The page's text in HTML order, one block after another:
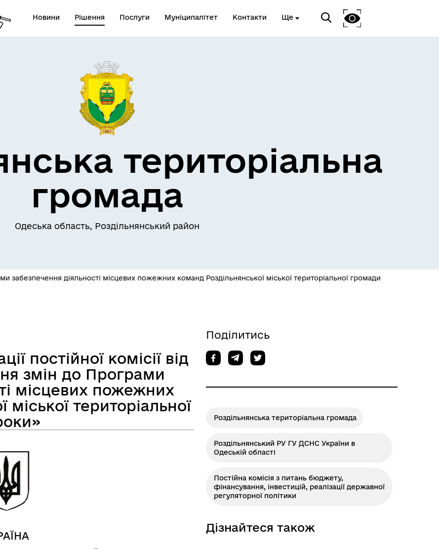
Новини Рішення Послуги Муніципалітет Контакти Ще
безбар’єрності
Пам’яті військових громади
сімей
Учасникам бойових дій
територіальна
громада
Одеська область, Роздільнянський район
забезпечення діяльності місцевих пожежних команд Роздільнянської міської територіальної громади
постійної комісії від
змін до Програми
місцевих пожежних
територіальної
Поділитись
Роздільнянська територіальна громада
Роздільнянський РУ ГУ ДСНС України в
Одеській області
Постійна комісія з питань бюджету,
фінансування, інвестицій, реалізації державної
регуляторної політики
Дізнайтеся також